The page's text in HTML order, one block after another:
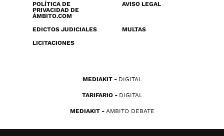
POLÍTICA DE
PRIVACIDAD DE
ÁMBITO.COM
AVISO LEGAL
EDICTOS JUDICIALES
MULTAS
LICITACIONES
MEDIAKIT DIGITAL
TARIFARIO DIGITAL
MEDIAKIT AMBITO DEBATE